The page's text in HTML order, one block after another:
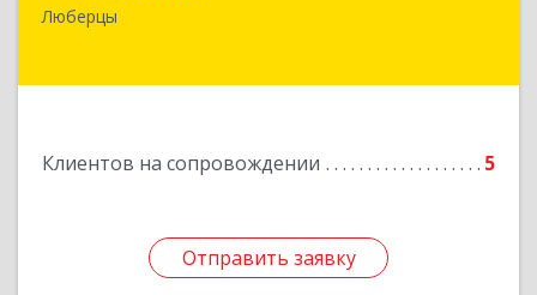
Люберцы
Клиентов на сопровождении 5
Отправить заявку
Отправить заявку